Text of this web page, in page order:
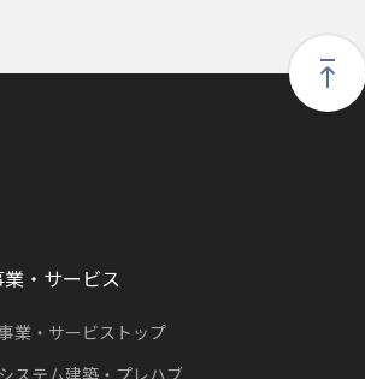
業・サービス
業・サービストップ